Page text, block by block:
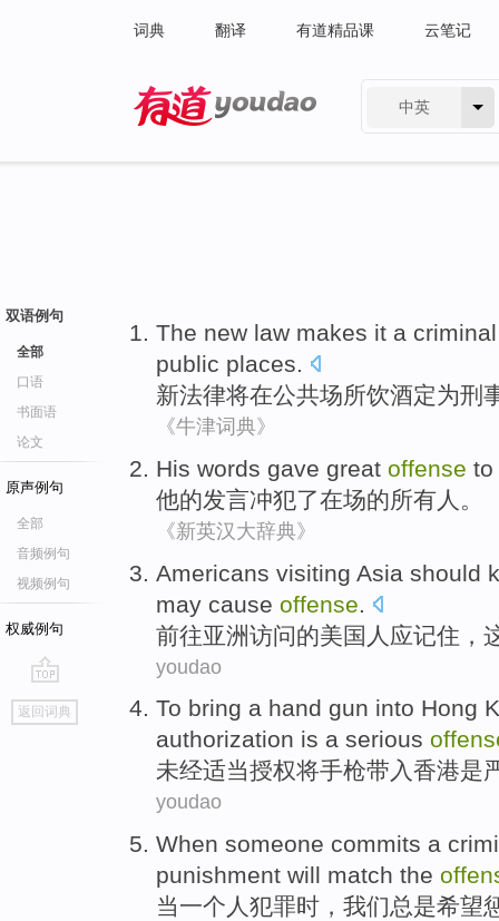
词典 翻译 有道精品课 云笔记
中英
双语例句
全部
口语
书面语
论文
原声例句
全部
音频例句
视频例句
权威例句
go
top
返回词典
The new law makes it a criminal
public places.
新法律将在公共场所饮酒定为刑
《牛津词典》
His words gave great offense to
他的发言冲犯了在场的所有人。
《新英汉大辞典》
Americans visiting Asia should
may cause offense
前往亚洲访问的美国人 应记住 ，
youdao
To bring a hand gun into Hong
authorization is a serious
未经适当授权将手枪带入香港是
youdao
When someone commits a
punishment will match the
当一个人 犯罪时， 我们总是希望